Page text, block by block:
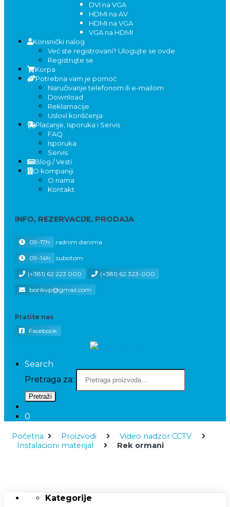
DVI na VGA
HDMI na AV
HDMI na VGA
VGA na HDMI
Korisnički nalog
Već ste registrovani? Ulogujte se ovde
Registrujte se
Korpa
Potrebna vam je pomoć
Naručivanje telefonom ili e-mailom
Download
Reklamacije
Uslovi korišćenja
Plaćanje, Isporuka i Servis
FAQ
Isporuka
Servis
Blog / Vesti
O kompaniji
O nama
Kontakt
INFO, REZERVACIJE, PRODAJA
09-17h radnim danima
09-14h subotom
(+381) 62 223 000 (+381) 62 323-000
borikvp@gmail.com
Pratite nas
Facebook
Search
Pretraga za:
Pretraži
0
Početna Proizvodi
Video nadzor CCTV
Instalacioni materijal
Rek ormani
Kategorije